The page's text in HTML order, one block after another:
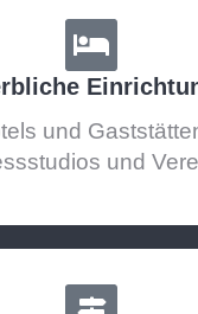
und
und